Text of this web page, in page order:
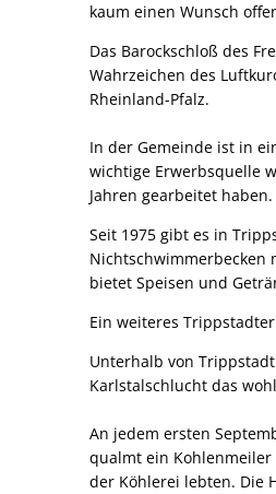
kaum einen Wunsch
Das Barockschloß des
Wahrzeichen des
Rheinland-Pfalz.
In der Gemeinde ist in
wichtige Erwerbsquelle
Jahren gearbeitet haben.
Seit 1975 gibt es in
Nichtschwimmerbecken
bietet Speisen und
Ein weiteres
Unterhalb von
Karlstalschlucht das
An jedem ersten
qualmt ein
der Köhlerei lebten. Die